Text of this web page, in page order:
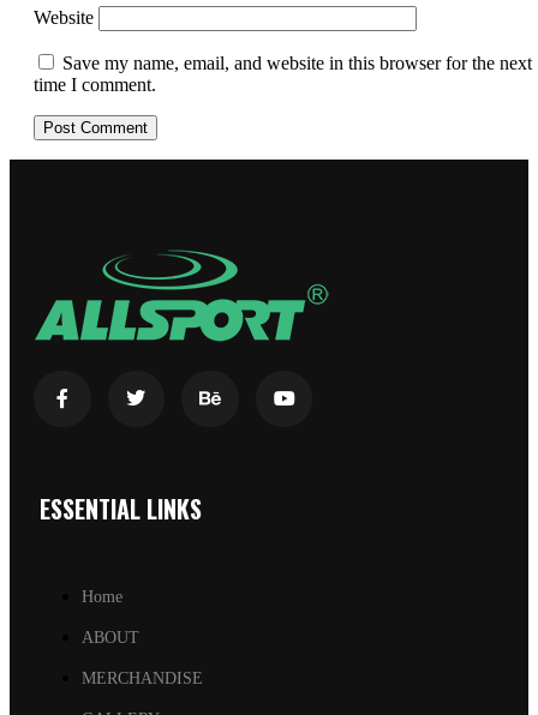
Website
Save my name, email, and website in this browser for the next
time I comment.
ESSENTIAL LINKS
Home
ABOUT
MERCHANDISE